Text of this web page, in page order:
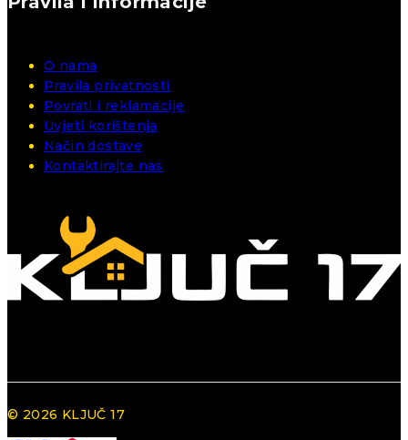
O nama
Pravila privatnosti
Povrati i reklamacije
Uvjeti korištenja
Način dostave
Kontaktirajte nas
© 2026 KLJUČ 17